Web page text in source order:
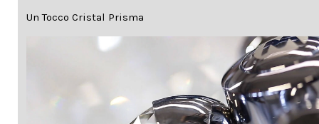
Un Tocco Cristal Prisma